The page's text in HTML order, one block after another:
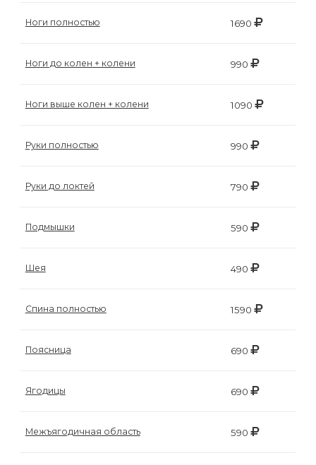
Ноги полностью 1690
Ноги до колен + колени 990
Ноги выше колен + колени 1090
Руки полностью 990
Руки до локтей 790
Подмышки 590
Шея 490
Спина полностью 1590
Поясница 690
Ягодицы 690
Межъягодичная область 590